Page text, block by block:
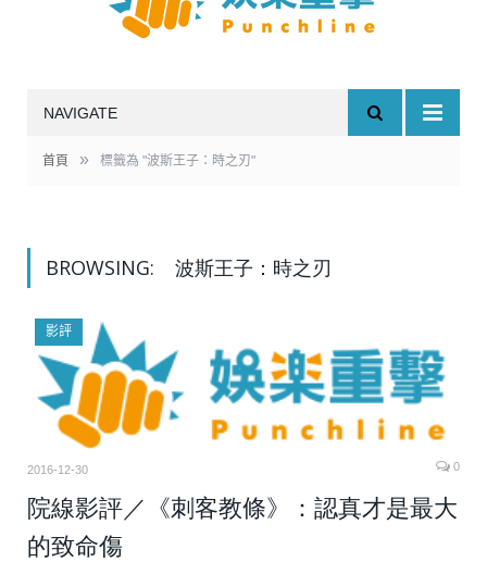
NAVIGATE
首頁 » 標籤為 "波斯王子：時之刃"
BROWSING: 波斯王子：時之刃
影評
2016-12-30 0
院線影評／《刺客教條》：認真才是最大
的致命傷